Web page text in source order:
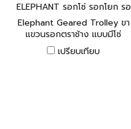
ELEPHANT รอกโซ่ รอกโยก รอ
กถ่วง G-2
Elephant Geared Trolley ขา
แขวนรอกตราช้าง แบบมีโซ่
สามารถปรับขนาดให้ใช้ได้กับ
เหล็ก Beam ขนาดใดๆ ก็ได้
เปรียบเทียบ